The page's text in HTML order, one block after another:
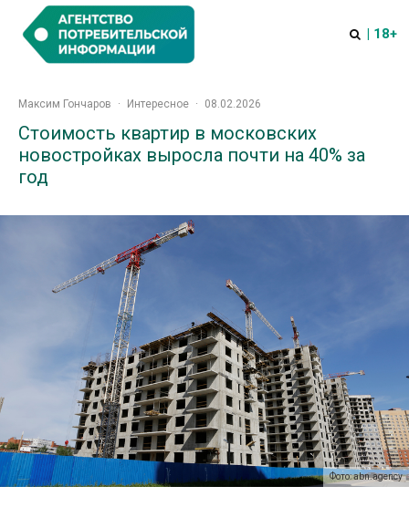
| 18+
Максим Гончаров · Интересное · 08.02.2026
Стоимость квартир в московских
новостройках выросла почти на 40% за
год
Фото: abn.agency